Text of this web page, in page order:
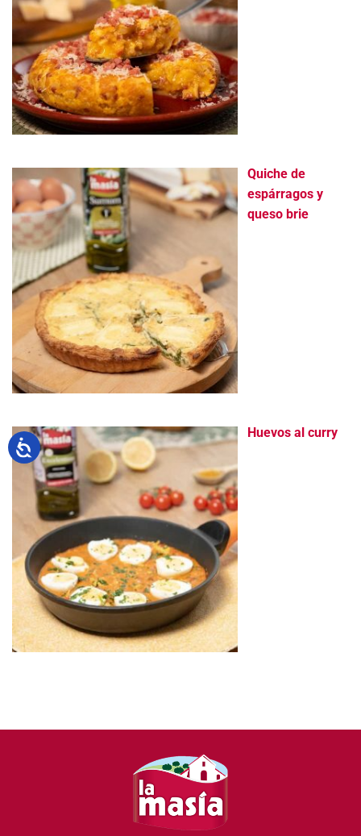
Quiche de
espárragos y
queso brie
Huevos al curry